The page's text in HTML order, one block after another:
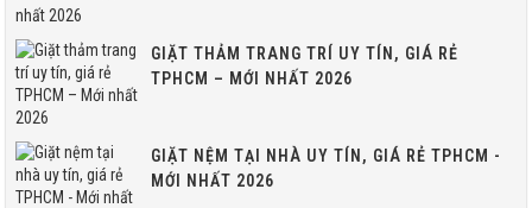
GIẶT THẢM TRANG TRÍ UY TÍN, GIÁ RẺ
TPHCM – MỚI NHẤT 2026
GIẶT NỆM TẠI NHÀ UY TÍN, GIÁ RẺ TPHCM -
MỚI NHẤT 2026